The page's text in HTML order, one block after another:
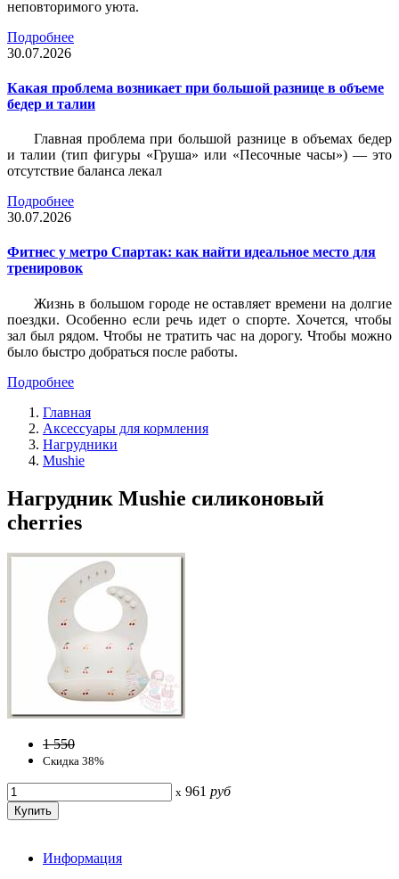
неповторимого уюта.
Подробнее
30.07.2026
Какая проблема возникает при большой разнице в объеме
бедер и талии
Главная проблема при большой разнице в объемах бедер
и талии (тип фигуры «Груша» или «Песочные часы») — это
отсутствие баланса лекал
Подробнее
30.07.2026
Фитнес у метро Спартак: как найти идеальное место для
тренировок
Жизнь в большом городе не оставляет времени на долгие
поездки. Особенно если речь идет о спорте. Хочется, чтобы
зал был рядом. Чтобы не тратить час на дорогу. Чтобы можно
было быстро добраться после работы.
Подробнее
Главная
Аксессуары для кормления
Нагрудники
Mushie
Нагрудник Mushie силиконовый
cherries
1 550
Скидка 38%
x 961 руб
Информация